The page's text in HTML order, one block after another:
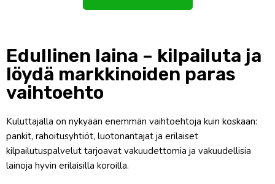
Edullinen laina – kilpailuta ja
löydä markkinoiden paras
vaihtoehto
Kuluttajalla on nykyään enemmän vaihtoehtoja kuin koskaan:
pankit, rahoitusyhtiöt, luotonantajat ja erilaiset
kilpailutuspalvelut tarjoavat vakuudettomia ja vakuudellisia
lainoja hyvin erilaisilla koroilla.